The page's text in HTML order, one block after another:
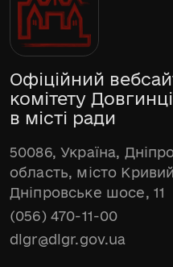
Офіційний
комітету
в місті ради
50086, Україна,
область, місто
Дніпровське шосе, 11
(056) 470-11-00
dlgr@dlgr.gov.ua